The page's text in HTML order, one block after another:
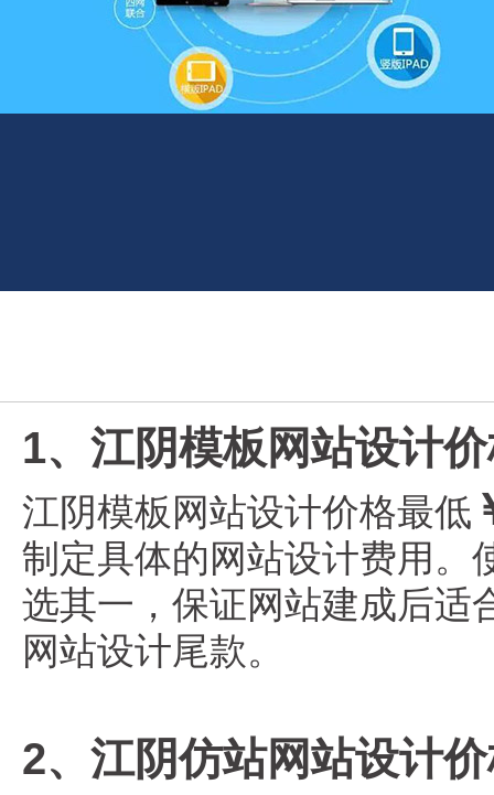
1、江阴模板网站设计
江阴模板网站设计价格最低
制定具体的网站设计费用。
选其一，保证网站建成后适
网站设计尾款。
2、江阴仿站网站设计